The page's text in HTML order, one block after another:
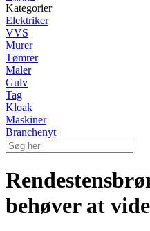
Kategorier
Elektriker
VVS
Murer
Tømrer
Maler
Gulv
Tag
Kloak
Maskiner
Branchenyt
behøver at vide